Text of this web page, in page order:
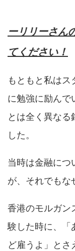
ーリリーさん
てください！
もともと私はス
に勉強に励んで
とは全く異なる
した。
当時は金融につ
が、それでもな
香港のモルガン
験した時に、「
ど雇うよ」とさ